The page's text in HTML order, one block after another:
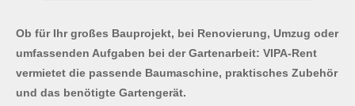
Ob für Ihr großes Bauprojekt, bei Renovierung, Umzug oder
umfassenden Aufgaben bei der Gartenarbeit: VIPA-Rent
vermietet die passende Baumaschine, praktisches Zubehör
und das benötigte Gartengerät.